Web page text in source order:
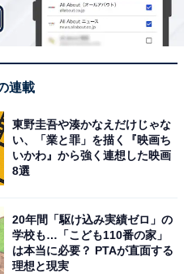
連載
東野圭吾や湊かなえだけじゃな
い、「業と罪」を描く『映画ち
いかわ』から強く連想した映画
8選
20年間「駆け込み実績ゼロ」の
学校も…「こども110番の家」
は本当に必要？ PTAが直面する
理想と現実